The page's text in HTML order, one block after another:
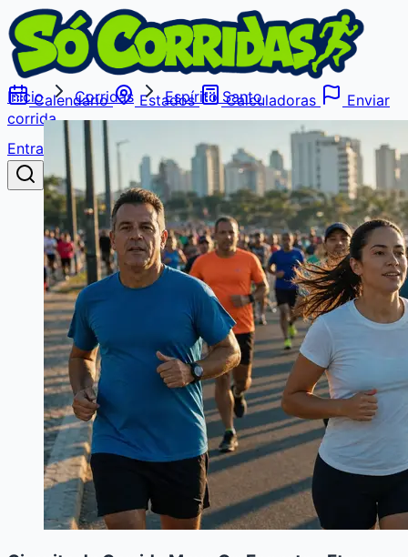
Calendário Estados Calculadoras
Enviar
corrida
Entrar
Buscar
Início Corridas Espírito Santo